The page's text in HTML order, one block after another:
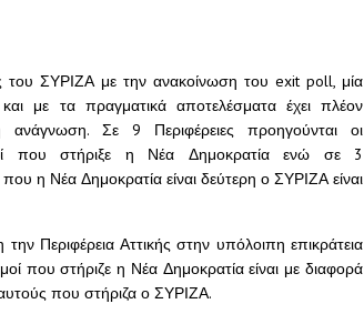
του ΣΥΡΙΖΑ με την ανακοίνωση του exit poll, μία
με τα πραγματικά αποτελέσματα έχει πλέον
ανάγνωση. Σε 9 Περιφέρειες προηγούνται οι
που στήριξε η Νέα Δημοκρατία ενώ σε 3
που η Νέα Δημοκρατία είναι δεύτερη ο ΣΥΡΙΖΑ είναι
την Περιφέρεια Αττικής στην υπόλοιπη επικράτεια
που στήριζε η Νέα Δημοκρατία είναι με διαφορά
που στήριζα ο ΣΥΡΙΖΑ.